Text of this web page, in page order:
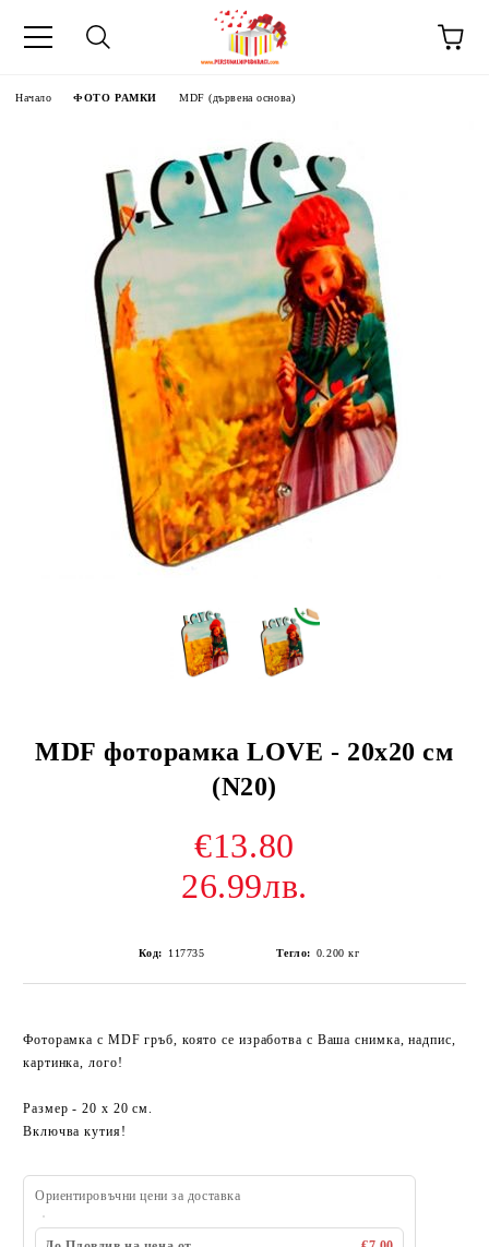
Начало ФОТО РАМКИ MDF (дървена основа)
MDF фоторамка LOVE - 20х20 см
(N20)
€13.80
26.99лв.
Код: 117735 Тегло: 0.200 кг
Фоторамка с MDF гръб, която се изработва с Ваша снимка, надпис,
картинка, лого!
Размер - 20 x 20 см.
Включва кутия!
Ориентировъчни цени за доставка